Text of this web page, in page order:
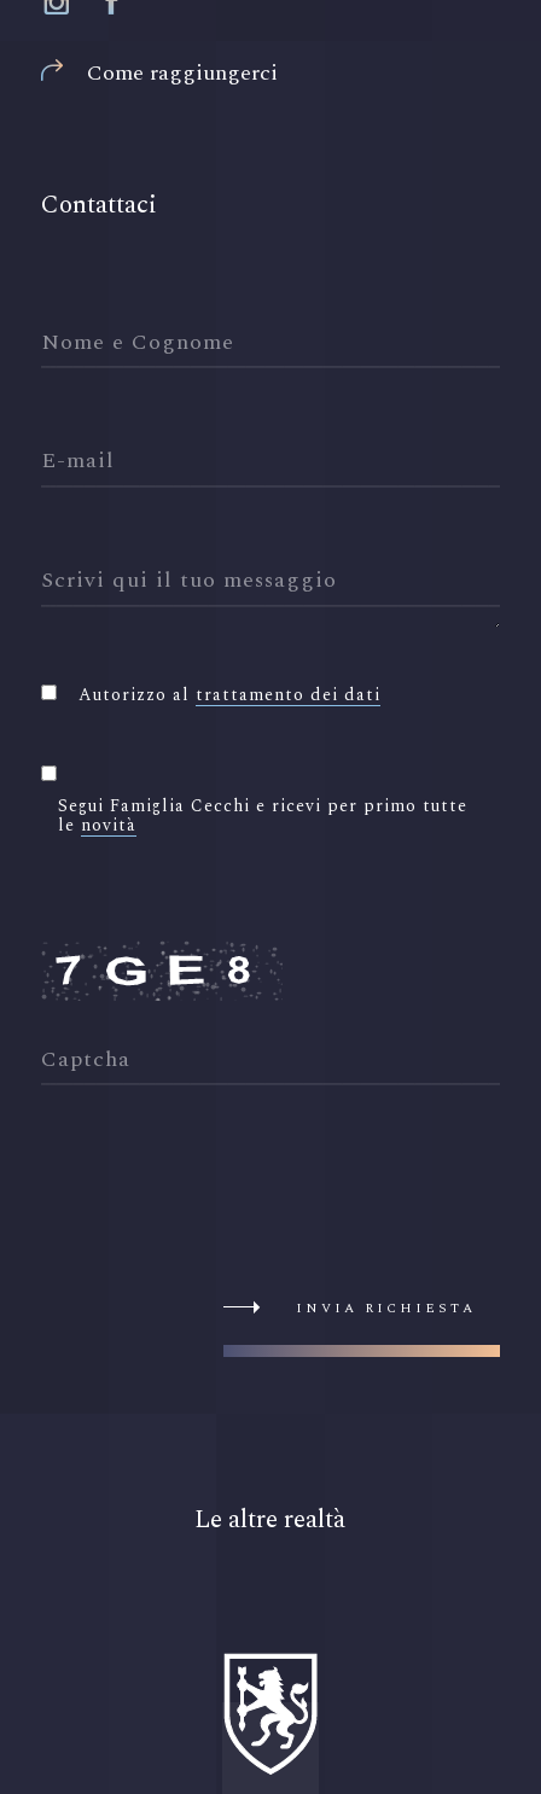
Come raggiungerci
Contattaci
Nome e Cognome
E-mail
Scrivi qui il tuo messaggio
Autorizzo al trattamento dei dati
Segui Famiglia Cecchi e ricevi per primo tutte
le novità
Captcha
INVIA RICHIESTA
Le altre realtà